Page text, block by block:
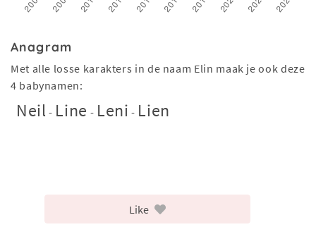
Anagram
Met alle losse karakters in de naam Elin maak je ook deze
4 babynamen:
Neil - Line - Leni - Lien
Like